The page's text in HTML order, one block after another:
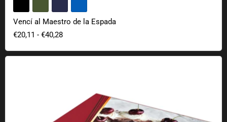
Vencí al Maestro de la Espada
€20,11 - €40,28